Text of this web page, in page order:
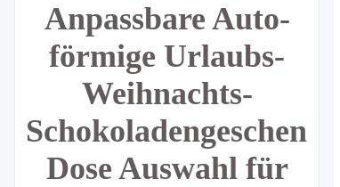
Anpassbare Auto-
förmige Urlaubs-
Weihnachts-
Schokoladengeschenk-
Dose Auswahl für